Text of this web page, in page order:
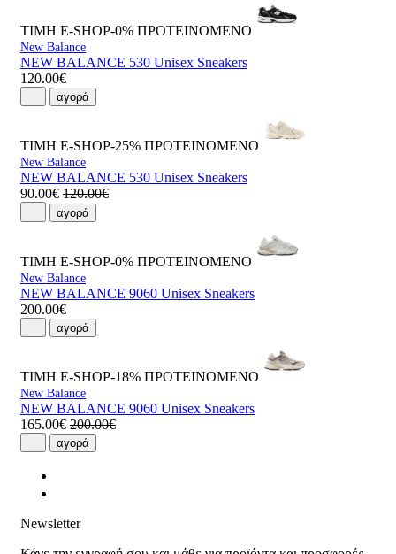
ΤΙΜΗ E-SHOP-0% ΠΡΟΤΕΙΝΟΜΕΝΟ
New Balance
NEW BALANCE 530 Unisex Sneakers
120.00€
αγορά
ΤΙΜΗ E-SHOP-25% ΠΡΟΤΕΙΝΟΜΕΝΟ
New Balance
NEW BALANCE 530 Unisex Sneakers
90.00€ 120.00€
αγορά
ΤΙΜΗ E-SHOP-0% ΠΡΟΤΕΙΝΟΜΕΝΟ
New Balance
NEW BALANCE 9060 Unisex Sneakers
200.00€
αγορά
ΤΙΜΗ E-SHOP-18% ΠΡΟΤΕΙΝΟΜΕΝΟ
New Balance
NEW BALANCE 9060 Unisex Sneakers
165.00€ 200.00€
αγορά
Newsletter